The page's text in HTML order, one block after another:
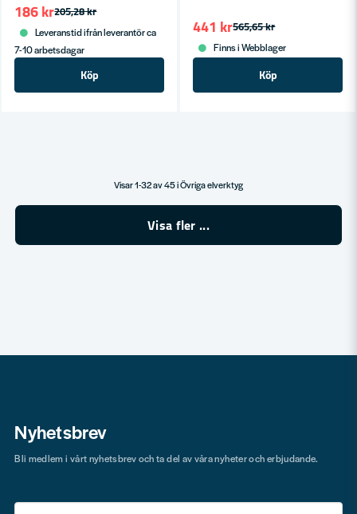
205,28 kr
186 kr
Leveranstid ifrån leverantör ca
7-10 arbetsdagar
Köp
565,65 kr
441 kr
Finns i Webblager
Köp
Visar 1-32 av 45 i Övriga elverktyg
Visa fler ...
Nyhetsbrev
Bli medlem i vårt nyhetsbrev och ta del av våra nyheter och erbjudande.